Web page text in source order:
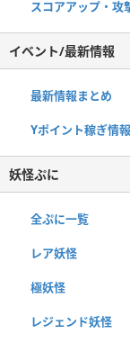
スコアアップ・攻
イベント/最新情報
最新情報まとめ
Yポイント稼ぎ情報
妖怪ぷに
全ぷに一覧
レア妖怪
極妖怪
レジェンド妖怪